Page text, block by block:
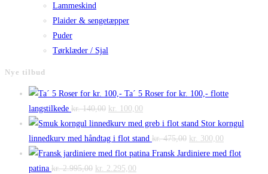
Lammeskind
Plaider & sengetæpper
Puder
Tørklæder / Sjal
Nye tilbud
Ta´ 5 Roser for kr. 100,- flotte
langstilkede kr.140,00 Den
oprindelige
pris
var:
kr. 140,00.
kr. 100,00
aktuelle
pris
er:
Stor korngul
linnedkurv med håndtag i flot stand kr.475,00 Den
oprindelige
kr. 300,00
aktuelle
Fransk Jardiniere med flot
patina kr.2.995,00 Den
kr. 2.295,00